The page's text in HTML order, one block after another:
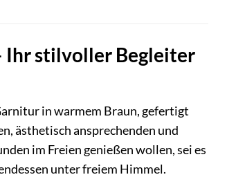
Ihr stilvoller Begleiter
in warmem Braun, gefertigt
ästhetisch ansprechenden und
im Freien genießen wollen, sei es
unter freiem Himmel.